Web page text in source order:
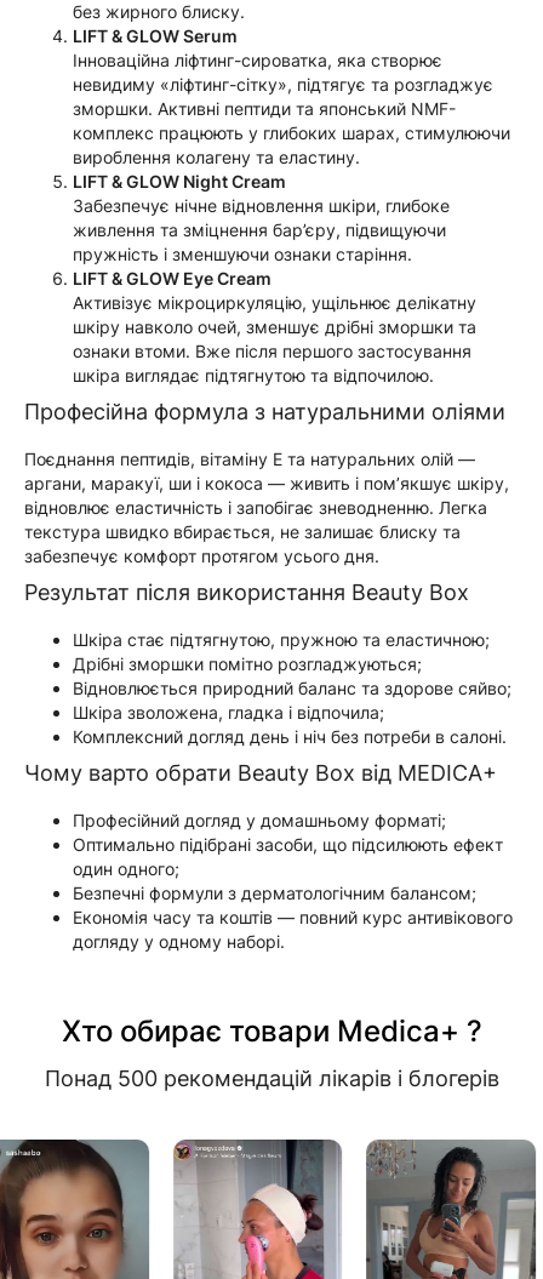
без жирного блиску.
LIFT & GLOW Serum
Інноваційна ліфтинг-сироватка, яка створює
невидиму «ліфтинг-сітку», підтягує та розгладжує
зморшки. Активні пептиди та японський NMF-
комплекс працюють у глибоких шарах, стимулюючи
вироблення колагену та еластину.
LIFT & GLOW Night Cream
Забезпечує нічне відновлення шкіри, глибоке
живлення та зміцнення бар’єру, підвищуючи
пружність і зменшуючи ознаки старіння.
LIFT & GLOW Eye Cream
Активізує мікроциркуляцію, ущільнює делікатну
шкіру навколо очей, зменшує дрібні зморшки та
ознаки втоми. Вже після першого застосування
шкіра виглядає підтягнутою та відпочилою.
Професійна формула з натуральними оліями
Поєднання пептидів, вітаміну Е та натуральних олій —
аргани, маракуї, ши і кокоса — живить і пом’якшує шкіру,
відновлює еластичність і запобігає зневодненню. Легка
текстура швидко вбирається, не залишає блиску та
забезпечує комфорт протягом усього дня.
Результат після використання Beauty Box
Шкіра стає підтягнутою, пружною та еластичною;
Дрібні зморшки помітно розгладжуються;
Відновлюється природний баланс та здорове сяйво;
Шкіра зволожена, гладка і відпочила;
Комплексний догляд день і ніч без потреби в салоні.
Чому варто обрати Beauty Box від MEDICA+
Професійний догляд у домашньому форматі;
Оптимально підібрані засоби, що підсилюють ефект
один одного;
Безпечні формули з дерматологічним балансом;
Економія часу та коштів — повний курс антивікового
догляду у одному наборі.
Хто обирає товари Medica+ ?
Понад 500 рекомендацій лікарів і блогерів